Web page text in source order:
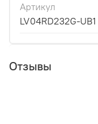
Артикул
LV04RD232G-UB1
Отзывы